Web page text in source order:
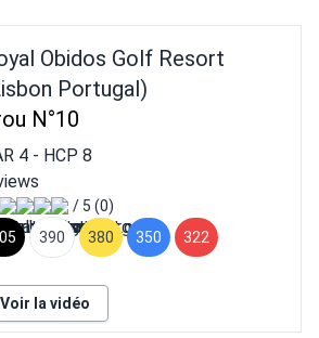
Obidos Golf Resort
Portugal)
N°10
4- HCP 8
/ 5 (0)
390 380 350 322
Voir la vidéo